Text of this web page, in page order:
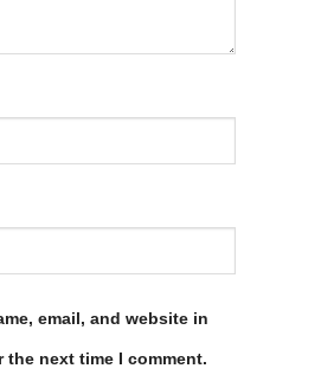
email, and website in
next time I comment.